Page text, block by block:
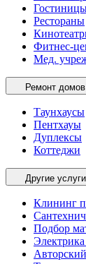
Рестораны
Фитнес-
Мед.
Ремонт домов
Таунхаусы
Пентхауы
Дуплексы
Коттеджи
Другие услуги
Клининг
Подбор